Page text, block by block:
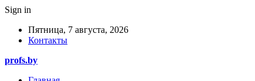
Sign in
Пятница, 7 августа, 2026
Контакты
profs.by